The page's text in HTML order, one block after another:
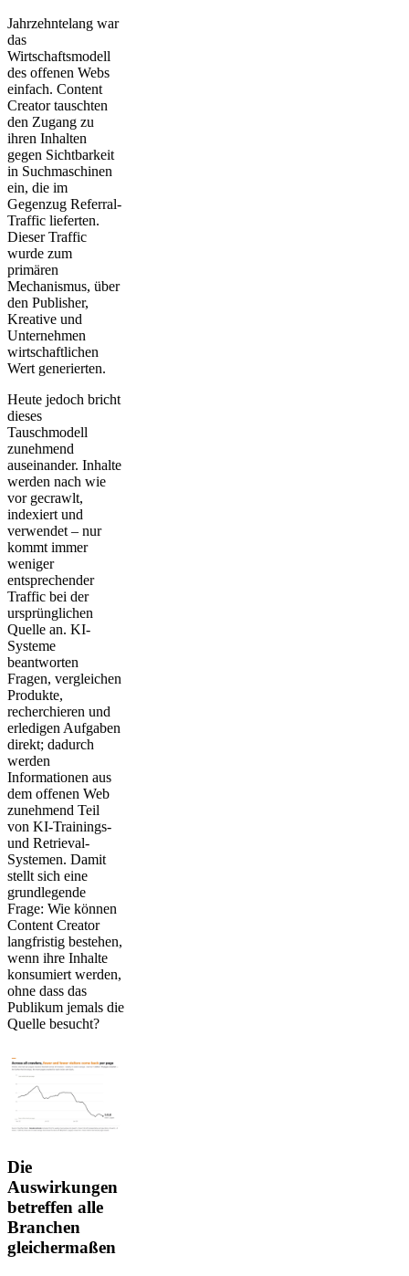
Jahrzehntelang war
das
Wirtschaftsmodell
des offenen Webs
einfach. Content
Creator tauschten
den Zugang zu
ihren Inhalten
gegen Sichtbarkeit
in Suchmaschinen
ein, die im
Gegenzug Referral-
Traffic lieferten.
Dieser Traffic
wurde zum
primären
Mechanismus, über
den Publisher,
Kreative und
Unternehmen
wirtschaftlichen
Wert generierten.
Heute jedoch bricht
dieses
Tauschmodell
zunehmend
auseinander. Inhalte
werden nach wie
vor gecrawlt,
indexiert und
verwendet – nur
kommt immer
weniger
entsprechender
Traffic bei der
ursprünglichen
Quelle an. KI-
Systeme
beantworten
Fragen, vergleichen
Produkte,
recherchieren und
erledigen Aufgaben
direkt; dadurch
werden
Informationen aus
dem offenen Web
zunehmend Teil
von KI-Trainings-
und Retrieval-
Systemen. Damit
stellt sich eine
grundlegende
Frage: Wie können
Content Creator
langfristig bestehen,
wenn ihre Inhalte
konsumiert werden,
ohne dass das
Publikum jemals die
Quelle besucht?
Die
Auswirkungen
betreffen alle
Branchen
gleichermaßen